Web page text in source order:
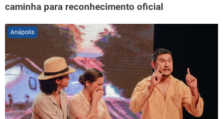
caminha para reconhecimento oficial
Anápolis